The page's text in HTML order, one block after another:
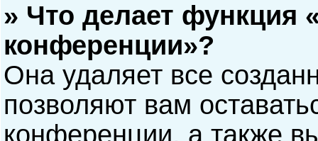
» Что делает функция
конференции»?
Она удаляет все
позволяют вам
конференции, а также